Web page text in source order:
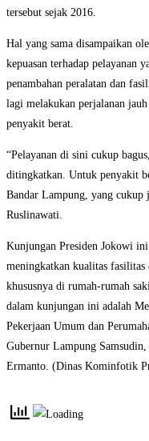
tersebut sejak 2016.
Hal yang sama disampaikan
kepuasan terhadap pelayanan
penambahan peralatan dan
lagi melakukan perjalanan
penyakit berat.
“Pelayanan di sini cukup
ditingkatkan. Untuk penyakit
Bandar Lampung, yang cukup
Ruslinawati.
Kunjungan Presiden Jokowi
meningkatkan kualitas fasilitas
khususnya di rumah-rumah
dalam kunjungan ini adalah
Pekerjaan Umum dan
Gubernur Lampung
Ermanto. (Dinas Kominfotik